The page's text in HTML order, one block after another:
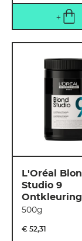
L'Oréal
Studio 9
500g
€ 52,31